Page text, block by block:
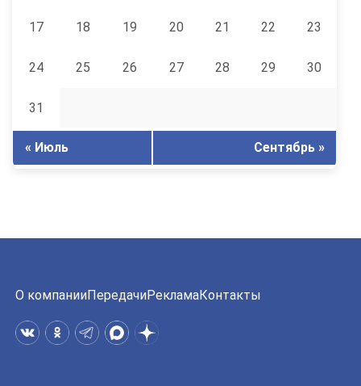
17 18 19 20 21 22 23
24 25 26 27 28 29 30
31
« Июль Сентябрь »
О компанииПередачиРекламаКонтакты